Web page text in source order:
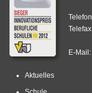
E-Mail:
Aktuelles